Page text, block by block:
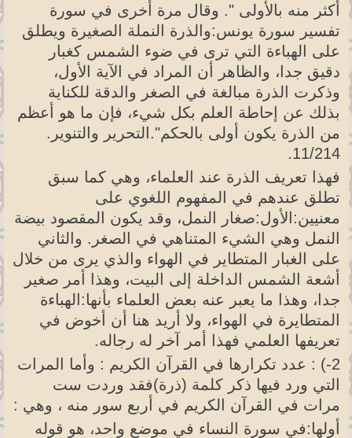
أكثر منه بالأولى ". وقال مرة أخرى في سورة
تفسير سورة يونس:والذرة النملة الصغيرة ويطلق
على الهباءة التي ترى في ضوء الشمس كغبار
دقيق جدا، والظاهر أن المراد في الآية الأول،
وذكرت الذرة مبالغة في الصغر والدقة للكناية
بذلك عن إحاطة العلم بكل شيء، فإن ما هو أعظم
من الذرة يكون أولى بالحكم".التحرير والتنوير.
11/214.
فهذا تعريف الذرة عند العلماء، وهي كما سبق
تطلق عندهم في المفهوم اللغوي على
معنيين:الأول:صغار النمل، وقد يكون المقصود بيضة
النمل وهي الشيء المتناهي في الصغر. والثاني
على الغبار المتطاير في الهواء والذي يرى من خلال
أشعة الشمس الداخلة إلى البيت، وهذا أمر صغير
جدا، وهذا ما يعبر عنه بعض العلماء بأنها:الهباءة
المتطايرة في الهواء، ولا أريد هنا أن أخوض في
تعريفها العلمي فهذا أمر آخر له رجاله.
2-) : عدد تكرارها في القرآن الكريم : وأما المرات
التي ورد فيها ذكر كلمة (ذرة)فقد وردت ست
مرات في القرآن الكريم في أربع سور منه ، وهي :
أولها:في سورة النساء في موضع واحد، هو قوله